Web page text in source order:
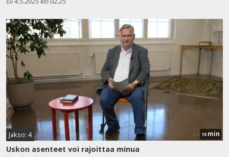
Jakso: 4 15 min
Uskon asenteet voi rajoittaa minua